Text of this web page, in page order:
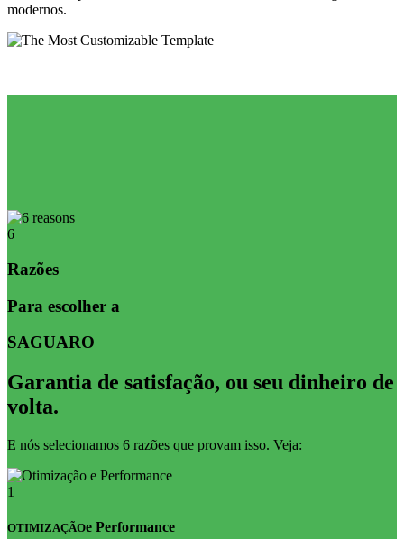
modernos.
6
Razões
Para escolher a
SAGUARO
Garantia de satisfação, ou seu dinheiro de
volta.
E nós selecionamos 6 razões que provam isso. Veja:
1
OTIMIZAÇÃOe Performance